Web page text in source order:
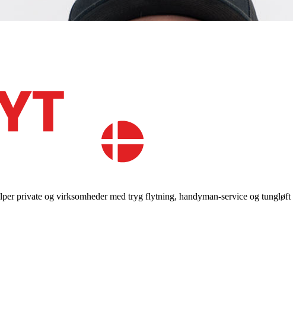
private og virksomheder med tryg flytning, handyman-service og tungløft